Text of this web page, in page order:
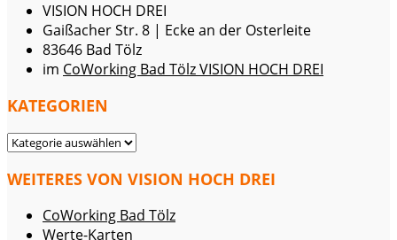
VISION HOCH DREI
Gaißacher Str. 8 | Ecke an der Osterleite
83646 Bad Tölz
im CoWorking Bad Tölz VISION HOCH DREI
KATEGORIEN
KATEGORIEN
WEITERES VON VISION HOCH DREI
CoWorking Bad Tölz
Werte-Karten